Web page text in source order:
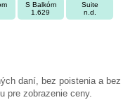
S Balkóm
1.629
Suite
n.d.
daní, bez poistenia a bez
pre zobrazenie ceny.